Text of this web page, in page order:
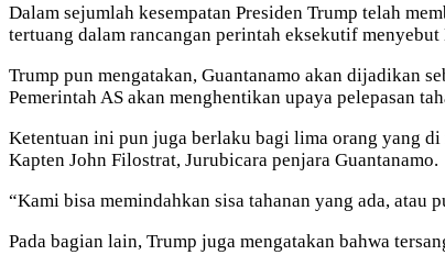
Dalam sejumlah kesempatan Presiden Trump telah
tertuang dalam rancangan perintah eksekutif
Trump pun mengatakan, Guantanamo akan dijadikan
Pemerintah AS akan menghentikan upaya pelepasan
Ketentuan ini pun juga berlaku bagi lima orang yang
Kapten John Filostrat, Jurubicara penjara Guantanamo.
“Kami bisa memindahkan sisa tahanan yang ada,
Pada bagian lain, Trump juga mengatakan bahwa